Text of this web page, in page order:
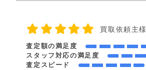
買取依頼主様
査定額の満足度
スタッフ対応の満足度
査定スピード